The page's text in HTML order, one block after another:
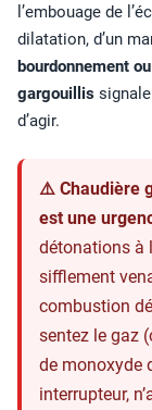
l’embouage de
dilatation, d’un
bourdonnement
gargouillis
d’agir.
⚠️ Chaudière
est une
détonations à
sifflement
combustion
sentez le gaz
de monoxyde
interrupteur,